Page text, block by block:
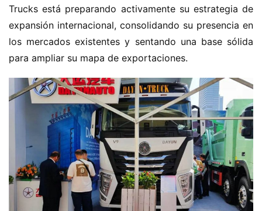
Trucks está preparando activamente su estrategia de
expansión internacional, consolidando su presencia en
los mercados existentes y sentando una base sólida
para ampliar su mapa de exportaciones.